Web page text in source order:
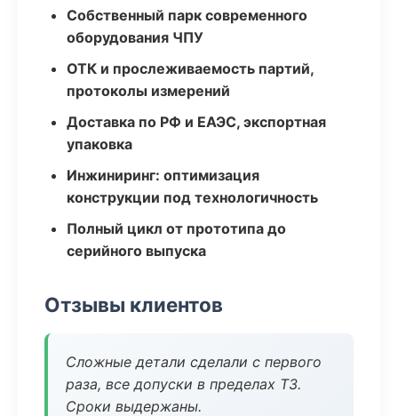
Собственный парк современного
оборудования ЧПУ
ОТК и прослеживаемость партий,
протоколы измерений
Доставка по РФ и ЕАЭС, экспортная
упаковка
Инжиниринг: оптимизация
конструкции под технологичность
Полный цикл от прототипа до
серийного выпуска
Отзывы клиентов
Сложные детали сделали с первого
раза, все допуски в пределах ТЗ.
Сроки выдержаны.